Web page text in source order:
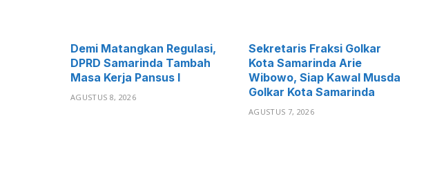
Demi Matangkan Regulasi,
DPRD Samarinda Tambah
Masa Kerja Pansus I
AGUSTUS 8, 2026
Sekretaris Fraksi Golkar
Kota Samarinda Arie
Wibowo, Siap Kawal Musda
Golkar Kota Samarinda
AGUSTUS 7, 2026